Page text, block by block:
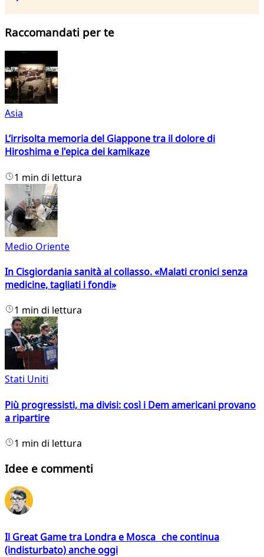
Raccomandati per te
Asia
L’irrisolta memoria del Giappone tra il dolore di
Hiroshima e l'epica dei kamikaze
1 min di lettura
Medio Oriente
In Cisgiordania sanità al collasso. «Malati cronici senza
medicine, tagliati i fondi»
1 min di lettura
Stati Uniti
Più progressisti, ma divisi: così i Dem americani provano
a ripartire
1 min di lettura
Idee e commenti
Il Great Game tra Londra e Mosca che continua
(indisturbato) anche oggi